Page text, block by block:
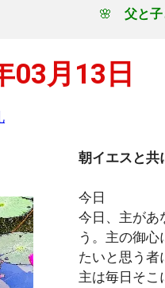
🌸 父と子
03月13日
朝イエスと共
今日
今日、主があ
う。主の御
たいと思う者
主は毎日そこ